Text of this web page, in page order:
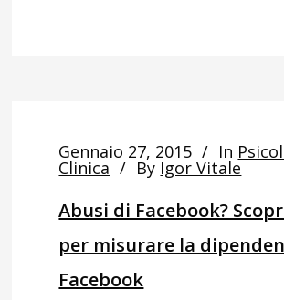
Gennaio 27, 2015 In
Clinica By Igor Vitale
Abusi di Facebook?
per misurare la
Facebook